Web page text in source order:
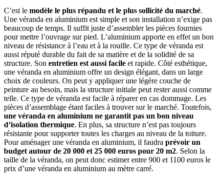
C’est le modèle le plus répandu et le plus sollicité du marché.
Une véranda en aluminium est simple et son installation n’exige pas
beaucoup de temps. Il suffit juste d’assembler les pièces fournies
pour mettre l’ouvrage sur pied. L’aluminium apporte en effet un bon
niveau de résistance à l’eau et à la rouille. Ce type de véranda est
aussi réputé durable du fait de sa matière et de la solidité de sa
structure. Son entretien est aussi facile et rapide. Côté esthétique,
une véranda en aluminium offre un design élégant, dans un large
choix de couleurs. On peut y appliquer une légère couche de
peinture au besoin, mais la structure initiale peut rester aussi comme
telle. Ce type de véranda est facile à réparer en cas dommage. Les
pièces d’assemblage étant faciles à trouver sur le marché. Toutefois,
une véranda en aluminium ne garantit pas un bon niveau
d’isolation thermique. En plus, sa structure n’est pas toujours
résistante pour supporter toutes les charges au niveau de la toiture.
Pour aménager une véranda en aluminium, il faudra prévoir un
budget autour de 20 000 et 25 000 euros pour 20 m2. Selon la
taille de la véranda, on peut donc estimer entre 900 et 1100 euros le
prix d’une véranda en aluminium au mètre carré.